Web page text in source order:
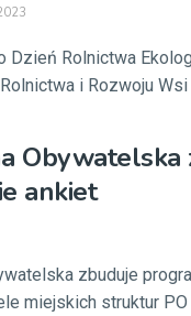
Dzień Rolnictwa
i Rozwoju Wsi
ankiet
zbuduje
miejskich struktur PO